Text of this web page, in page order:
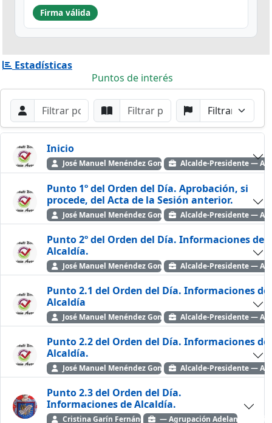
Firma válida
Estadísticas
Puntos de interés
Filtros de búsqueda
Buscar por OradorBuscar por Punto Buscar por Partido
Buscar
Inicio
José Manuel Menéndez González Alcalde-Presidente —
Punto 1º del Orden del Día. Aprobación, si
procede, del Acta de la Sesión anterior.
José Manuel Menéndez González Alcalde-Presidente —
Punto 2º del Orden del Día. Informaciones de
Alcaldía.
José Manuel Menéndez González Alcalde-Presidente —
Punto 2.1 del Orden del Día. Informaciones de
Alcaldía
José Manuel Menéndez González Alcalde-Presidente —
Punto 2.2 del Orden del Día. Informaciones de
Alcaldía.
José Manuel Menéndez González Alcalde-Presidente —
Punto 2.3 del Orden del Día.
Informaciones de Alcaldía.
Cristina Garín Fernández — Agrupación Adelante